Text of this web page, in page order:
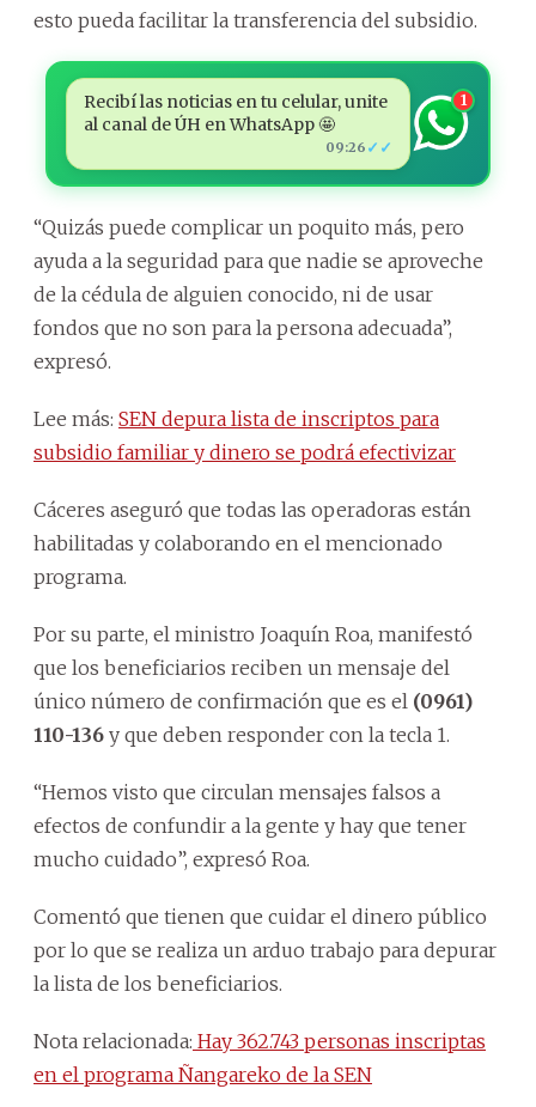
esto pueda facilitar la transferencia del subsidio.
Recibí las noticias en tu celular, unite
al canal de ÚH en WhatsApp 🤩
09:26 ✓✓
1
“Quizás puede complicar un poquito más, pero
ayuda a la seguridad para que nadie se aproveche
de la cédula de alguien conocido, ni de usar
fondos que no son para la persona adecuada”,
expresó.
Lee más: SEN depura lista de inscriptos para
subsidio familiar y dinero se podrá efectivizar
Cáceres aseguró que todas las operadoras están
habilitadas y colaborando en el mencionado
programa.
Por su parte, el ministro Joaquín Roa, manifestó
que los beneficiarios reciben un mensaje del
único número de confirmación que es el (0961)
110-136 y que deben responder con la tecla 1.
“Hemos visto que circulan mensajes falsos a
efectos de confundir a la gente y hay que tener
mucho cuidado”, expresó Roa.
Comentó que tienen que cuidar el dinero público
por lo que se realiza un arduo trabajo para depurar
la lista de los beneficiarios.
Nota relacionada: Hay 362.743 personas inscriptas
en el programa Ñangareko de la SEN